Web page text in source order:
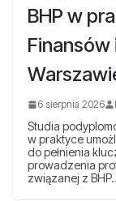
BHP w
Finansów
6 sierpnia 2026
Studia
w praktyce
do pełnienia
prowadzenia
związanej z